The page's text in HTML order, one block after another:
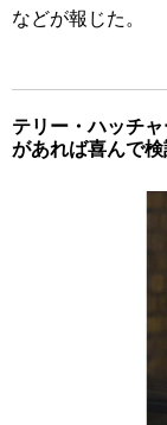
などが報じた。
テリー・ハッチ
があれば喜んで